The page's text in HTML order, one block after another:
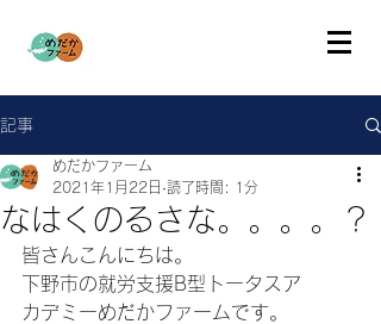
記事
なはくのるさな。。。。？
めだかファーム
2021年1月22日 読了時間: 1分
皆さんこんにちは。
下野市の就労支援B型トータスア
カデミーめだかファームです。